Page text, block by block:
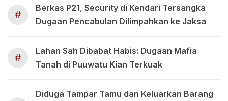
#
Berkas P21, Security di Kendari Tersangka
Dugaan Pencabulan Dilimpahkan ke Jaksa
#
Lahan Sah Dibabat Habis: Dugaan Mafia
Tanah di Puuwatu Kian Terkuak
Diduga Tampar Tamu dan Keluarkan Barang